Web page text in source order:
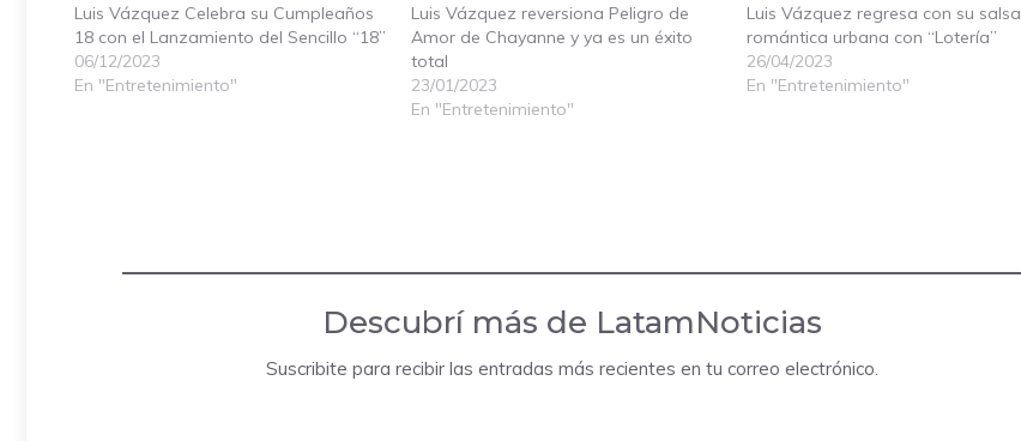
Luis Vázquez Celebra su Cumpleaños
18 con el Lanzamiento del Sencillo “18”
06/12/2023
En "Entretenimiento"
Luis Vázquez reversiona Peligro de
Amor de Chayanne y ya es un éxito
total
23/01/2023
En "Entretenimiento"
Luis Vázquez regresa con su salsa
romántica urbana con “Lotería”
26/04/2023
En "Entretenimiento"
Descubrí más de LatamNoticias
Suscribite para recibir las entradas más recientes en tu correo electrónico.